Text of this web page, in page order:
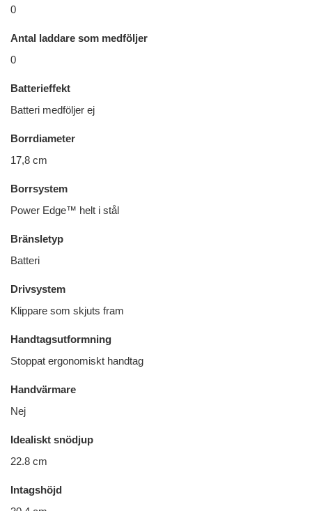
0
Antal laddare som medföljer
0
Batterieffekt
Batteri medföljer ej
Borrdiameter
17,8 cm
Borrsystem
Power Edge™ helt i stål
Bränsletyp
Batteri
Drivsystem
Klippare som skjuts fram
Handtagsutformning
Stoppat ergonomiskt handtag
Handvärmare
Nej
Idealiskt snödjup
22.8 cm
Intagshöjd